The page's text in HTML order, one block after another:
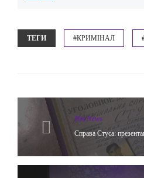
ТЕГИ #КРИМІНАЛ
Hot News
Справа Стуса: